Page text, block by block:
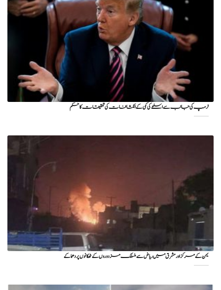
ٹرمپ کی جانب سے اسلحے کی کمی کے انکشافات کی تحقیقات کا حکم
یمن کے مرکز اور مشرق میں ریاض سے منسلک مزدوروں کے ٹھکانوں پر دھماکے